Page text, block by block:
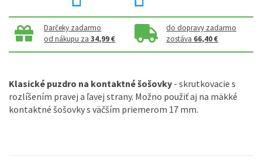
Darčeky zadarmo
od nákupu za34,99 €
do dopravy zadarmo
zostáva 66,40 €
Klasické puzdro na kontaktné šošovky - skrutkovacie s
rozlíšením pravej a ľavej strany. Možno použiť aj na mäkké
kontaktné šošovky s väčším priemerom 17 mm.